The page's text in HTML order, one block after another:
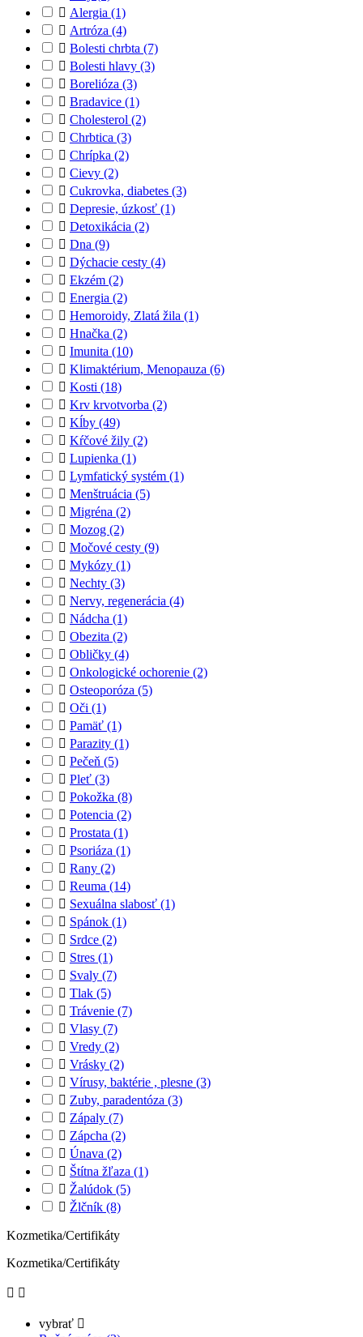
 Alergia (1)
 Artróza (4)
 Bolesti chrbta (7)
 Bolesti hlavy (3)
 Borelióza (3)
 Bradavice (1)
 Cholesterol (2)
 Chrbtica (3)
 Chrípka (2)
 Cievy (2)
 Cukrovka, diabetes (3)
 Depresie, úzkosť (1)
 Detoxikácia (2)
 Dna (9)
 Dýchacie cesty (4)
 Ekzém (2)
 Energia (2)
 Hemoroidy, Zlatá žila (1)
 Hnačka (2)
 Imunita (10)
 Klimaktérium, Menopauza (6)
 Kosti (18)
 Krv krvotvorba (2)
 Kĺby (49)
 Kŕčové žily (2)
 Lupienka (1)
 Lymfatický systém (1)
 Menštruácia (5)
 Migréna (2)
 Mozog (2)
 Močové cesty (9)
 Mykózy (1)
 Nechty (3)
 Nervy, regenerácia (4)
 Nádcha (1)
 Obezita (2)
 Obličky (4)
 Onkologické ochorenie (2)
 Osteoporóza (5)
 Oči (1)
 Pamäť (1)
 Parazity (1)
 Pečeň (5)
 Pleť (3)
 Pokožka (8)
 Potencia (2)
 Prostata (1)
 Psoriáza (1)
 Rany (2)
 Reuma (14)
 Sexuálna slabosť (1)
 Spánok (1)
 Srdce (2)
 Stres (1)
 Svaly (7)
 Tlak (5)
 Trávenie (7)
 Vlasy (7)
 Vredy (2)
 Vrásky (2)
 Vírusy, baktérie , plesne (3)
 Zuby, paradentóza (3)
 Zápaly (7)
 Zápcha (2)
 Únava (2)
 Štítna žľaza (1)
 Žalúdok (5)
 Žlčník (8)
Kozmetika/Certifikáty
Kozmetika/Certifikáty
 
vybrať 